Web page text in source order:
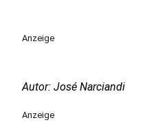
Anzeige
Autor: José Narciandi
Anzeige